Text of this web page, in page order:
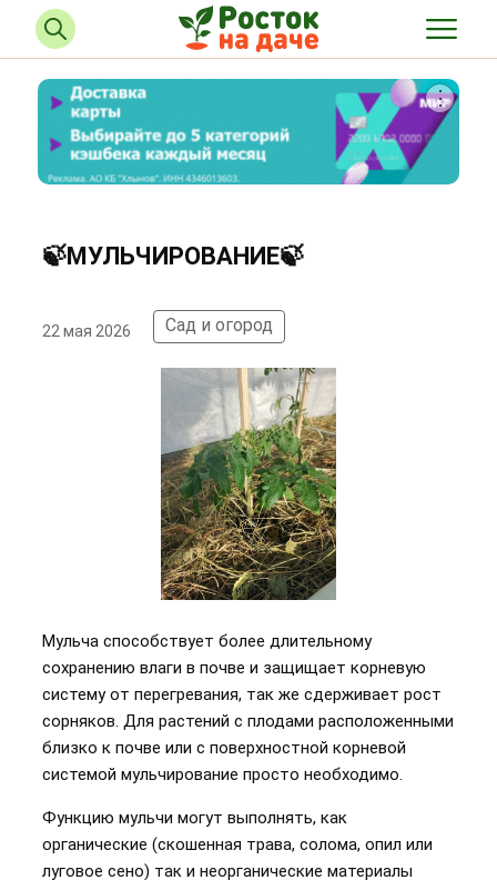
🍃МУЛЬЧИРОВАНИЕ🍃
22 мая 2026 Сад и огород
Мульча способствует более длительному
сохранению влаги в почве и защищает корневую
систему от перегревания, так же сдерживает рост
сорняков. Для растений с плодами расположенными
близко к почве или с поверхностной корневой
системой мульчирование просто необходимо.
Функцию мульчи могут выполнять, как
органические (скошенная трава, солома, опил или
луговое сено) так и неорганические материалы